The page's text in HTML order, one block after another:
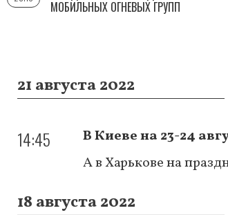
21 августа 2022
14:45
В Киеве на 23-24
А в Харькове на
18 августа 2022
МОБИЛЬНЫХ ОГНЕВЫХ ГРУПП